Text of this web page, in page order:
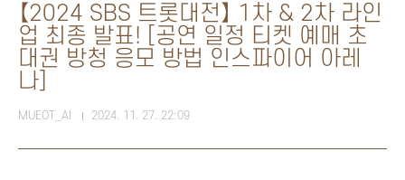
【2024 SBS 트롯대전】 1차 & 2차 라인
업 최종 발표! [공연 일정 티켓 예매 초
대권 방청 응모 방법 인스파이어 아레
나]
MUEOT_AI 2024. 11. 27. 22:09